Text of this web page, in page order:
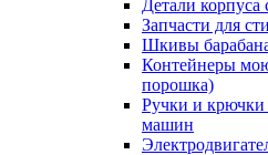
Детали
Запчасти для
Шкивы
Контейнеры
порошка)
Ручки и крючки
машин